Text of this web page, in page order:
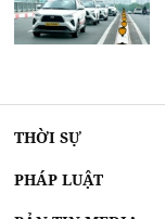
THỜI SỰ
PHÁP LUẬT